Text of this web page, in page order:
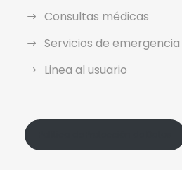
Consultas médicas
Servicios de emergencia
Linea al usuario